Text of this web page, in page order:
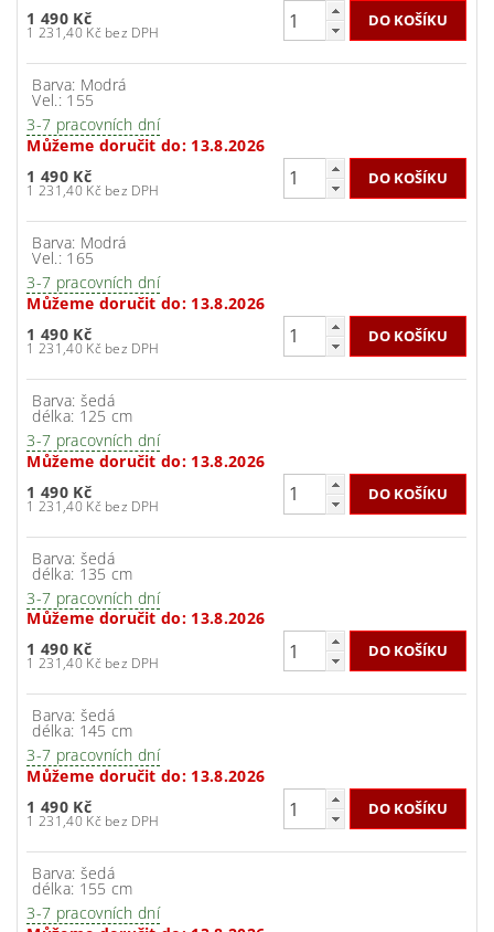
1 490 Kč
1 231,40 Kč bez DPH
Barva: Modrá
Vel.: 155
3-7 pracovních dní
Můžeme doručit do: 13.8.2026
1 490 Kč
1 231,40 Kč bez DPH
Barva: Modrá
Vel.: 165
3-7 pracovních dní
Můžeme doručit do: 13.8.2026
1 490 Kč
1 231,40 Kč bez DPH
Barva: šedá
délka: 125 cm
3-7 pracovních dní
Můžeme doručit do: 13.8.2026
1 490 Kč
1 231,40 Kč bez DPH
Barva: šedá
délka: 135 cm
3-7 pracovních dní
Můžeme doručit do: 13.8.2026
1 490 Kč
1 231,40 Kč bez DPH
Barva: šedá
délka: 145 cm
3-7 pracovních dní
Můžeme doručit do: 13.8.2026
1 490 Kč
1 231,40 Kč bez DPH
Barva: šedá
délka: 155 cm
3-7 pracovních dní